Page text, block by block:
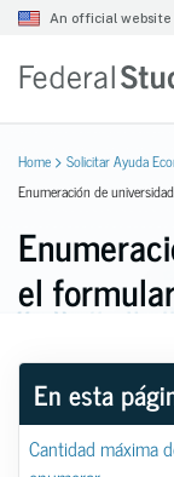
Home Solicitar Ayuda
Enumeración de
el
En esta
Cantidad máxima